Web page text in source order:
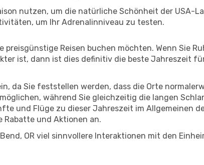
nutzen, um die natürliche Schönheit der USA-
um Ihr Adrenalinniveau zu testen.
Reisen buchen möchten. Wenn Sie
ist, dann ist dies definitiv die beste Jahreszeit
da Sie feststellen werden, dass die Orte
während Sie gleichzeitig die langen
und Flüge zu dieser Jahreszeit im Allgemeinen
Rabatte und Aktionen an.
OR viel sinnvollere Interaktionen mit den